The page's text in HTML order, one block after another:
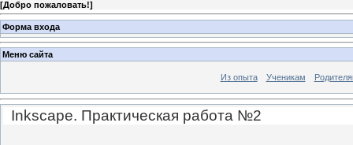
[Добро пожаловать!]
Форма входа
Меню сайта
Из опыта Ученикам
Inkscape. Практическая работа №2